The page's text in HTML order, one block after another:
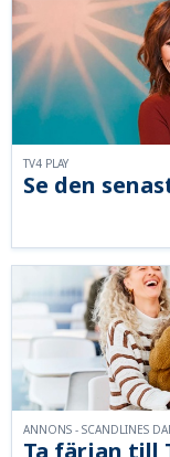
Se den
TV4 PLAY
ANNONS - SCANDLINES